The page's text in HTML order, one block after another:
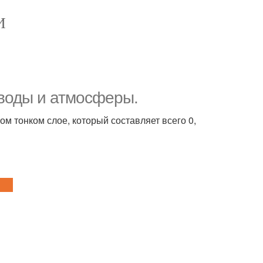
и атмосферы.
тонком слое, который составляет всего 0,